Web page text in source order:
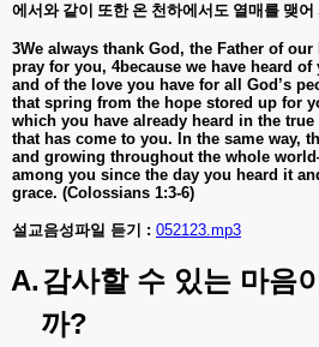
에서와 같이 또한 온 천하에서도 열매를 맺어
3We always thank God, the Father of
pray for you, 4because we have heard
and of the love you have for all God’s
that spring from the hope stored up for
which you have already heard in the
that has come to you. In the same way,
and growing throughout the whole
among you since the day you heard it
grace. (Colossians 1:3-6)
설교음성파일 듣기 : 052123.mp3
A.감사할 수 있는 마음
까?